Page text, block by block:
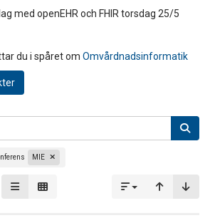
med openEHR och FHIR torsdag 25/5
du i spåret om Omvårdnadsinformatik
MIE